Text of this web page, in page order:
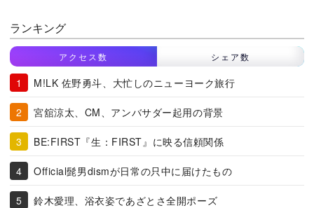
ランキング
アクセス数 シェア数
M!LK 佐野勇斗、大忙しのニューヨーク旅行
宮舘涼太、CM、アンバサダー起用の背景
BE:FIRST『生：FIRST』に映る信頼関係
Official髭男dismが日常の只中に届けたもの
鈴木愛理、浴衣姿であざとさ全開ポーズ